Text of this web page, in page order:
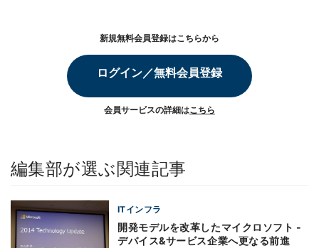
新規無料会員登録はこちらから
ログイン／無料会員登録
会員サービスの詳細はこちら
編集部が選ぶ関連記事
ITインフラ
開発モデルを改革したマイクロソフト -
デバイス&サービス企業へ更なる前進